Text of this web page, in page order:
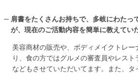
肩書をたくさんお持ちで、多岐にわたっ
が、現在のご活動内容を簡単に教えてい
美容商材の販売や、ボディメイクトレー
り、食の方ではグルメの審査員やレス
などもさせていただいてます。また、タ